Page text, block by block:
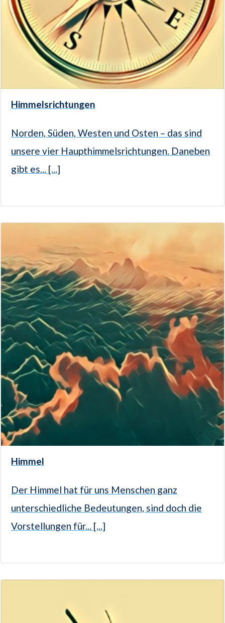
Himmelsrichtungen
Norden, Süden, Westen und Osten – das sind
unsere vier Haupthimmelsrichtungen. Daneben
gibt es... [...]
Himmel
Der Himmel hat für uns Menschen ganz
unterschiedliche Bedeutungen, sind doch die
Vorstellungen für... [...]